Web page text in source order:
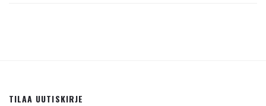
TILAA UUTISKIRJE